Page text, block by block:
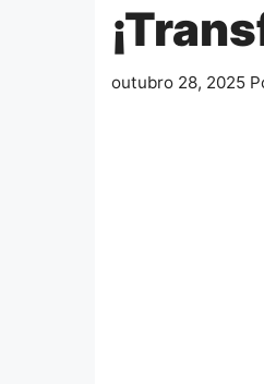
outubro 28, 2025